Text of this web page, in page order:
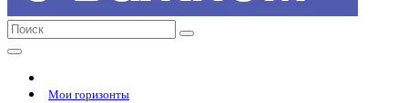
Мои горизонты